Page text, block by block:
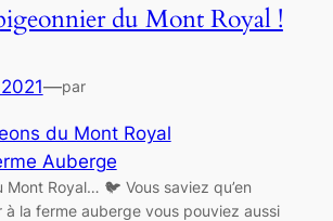
du Mont Royal !
—par
du Mont Royal
Auberge
Mont Royal… 🐦 Vous saviez qu’en
à la ferme auberge vous pouviez aussi